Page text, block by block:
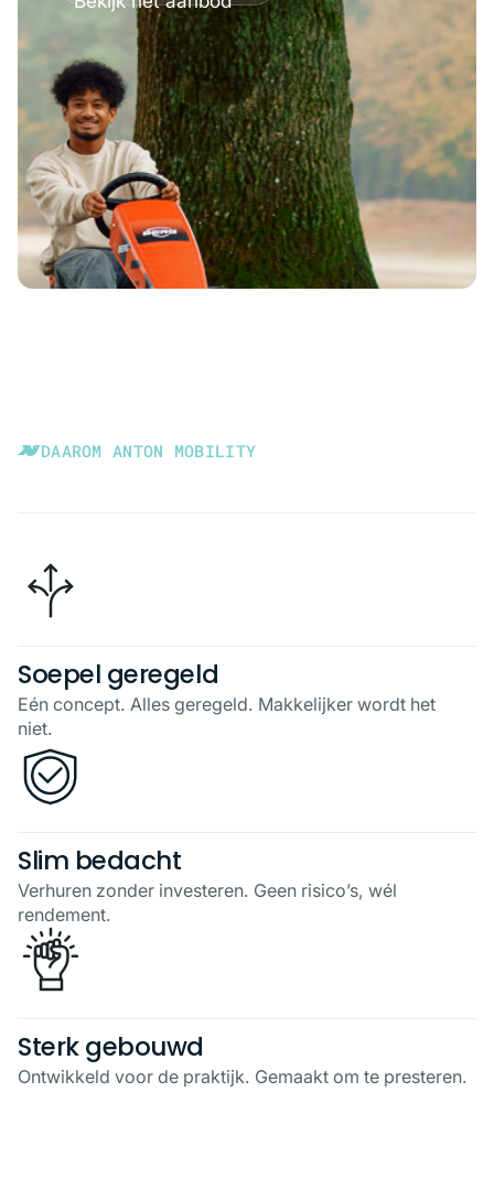
DAAROM ANTON MOBILITY
Soepel geregeld
Eén concept. Alles geregeld. Makkelijker wordt het
niet.
Slim bedacht
Verhuren zonder investeren. Geen risico’s, wél
rendement.
Sterk gebouwd
Ontwikkeld voor de praktijk. Gemaakt om te presteren.